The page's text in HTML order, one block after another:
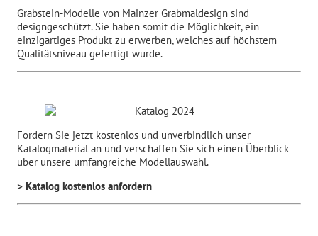
Grabstein-Modelle von Mainzer Grabmaldesign sind
designgeschützt. Sie haben somit die Möglichkeit, ein
einzigartiges Produkt zu erwerben, welches auf höchstem
Qualitätsniveau gefertigt wurde.
Fordern Sie jetzt kostenlos und unverbindlich unser
Katalogmaterial an und verschaffen Sie sich einen Überblick
über unsere umfangreiche Modellauswahl.
> Katalog kostenlos anfordern